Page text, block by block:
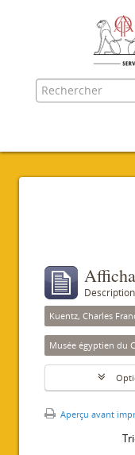
Kuentz, Charles
Musée égyptien du
Aperçu avant